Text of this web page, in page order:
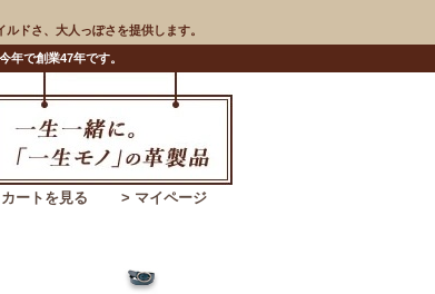
ドさ、大人っぽさを提供します。
年で創業47年です。
ートを見る > マイページ